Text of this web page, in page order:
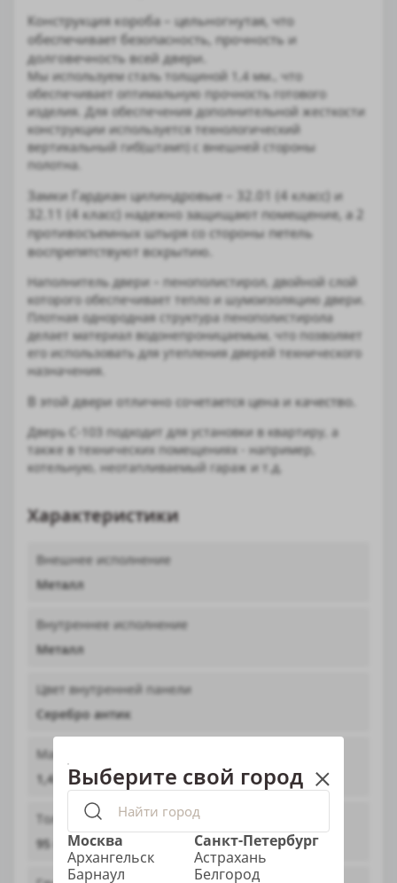
Конструкция короба – цельногнутая, что
обеспечивает безопасность, прочность и
долговечность всей двери.
Мы используем сталь толщиной 1,4 мм., что
обеспечивает оптимальную прочность готового
изделия. Для обеспечения дополнительной жесткости
конструкции используется технологический
вертикальный гиб(штамп) с внешней стороны
полотна.
Замки Гардиан цилиндровые – 32.01 (4 класс) и
32.11 (4 класс) надежно защищают помещение, а 2
противосъемных штыря со стороны петель
воспрепятствуют вскрытию.
Наполнитель двери – пенополистирол, двойной слой
которого обеспечивает тепло и шумоизоляцию двери.
Плотная однородная структура пенополистирола
делает материал водонепроницаемым, что позволяет
его использовать для утепления дверей технического
назначения.
В этой двери отлично сочетается цена и качество.
Дверь С-103 подходит для установки в квартиру, а
также в технических помещениях - например,
котельную, неотапливаемый гараж и т.д.
Характеристики
Внешнее исполнение
Металл
Внутреннее исполнение
Металл
Цвет внутренней панели
Серебро антик
Максимальная толщина металла
1,4 мм
Толщина полотна
95 мм
Выберите свой город
Москва
Санкт-Петербург
Архангельск
Астрахань
Барнаул
Белгород